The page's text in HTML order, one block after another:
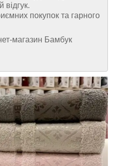
покупок та гарного
магазин Бамбук